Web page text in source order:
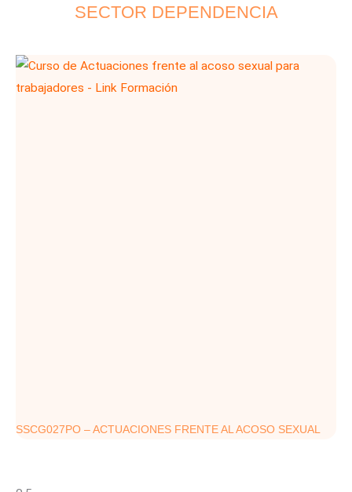
SECTOR DEPENDENCIA
SSCG027PO – ACTUACIONES FRENTE AL ACOSO SEXUAL